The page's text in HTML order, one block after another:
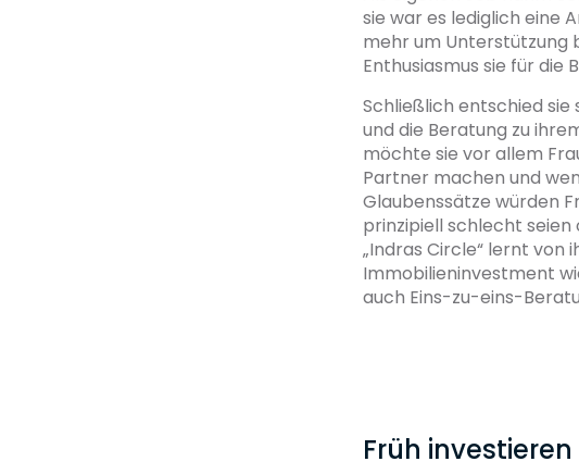
sie war es lediglich eine
mehr um Unterstützung
Enthusiasmus sie für die
Schließlich entschied sie
und die Beratung zu
möchte sie vor allem
Partner machen und
Glaubenssätze würden
prinzipiell schlecht
„Indras Circle“ lernt von
Immobilieninvestment
auch Eins-zu-eins-
Früh